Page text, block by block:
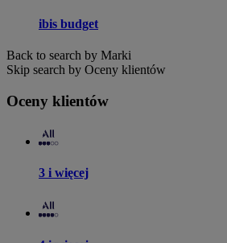
ibis budget
Back to search by Marki
Skip search by Oceny klientów
Oceny klientów
3 i więcej